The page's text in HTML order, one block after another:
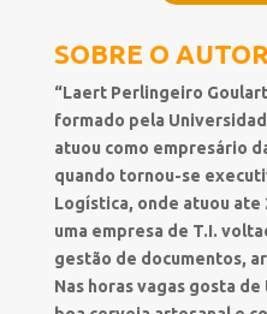
SOBRE O AUTOR
“Laert Perlingeiro
formado pela
atuou como empresário
quando tornou-se
Logística, onde atuou ate
uma empresa de T.I.
gestão de documentos,
Nas horas vagas gosta